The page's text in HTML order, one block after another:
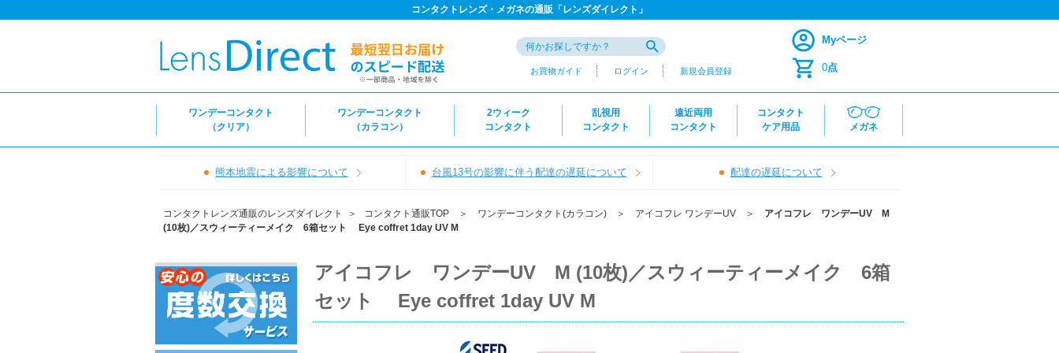
コンタクトレンズ・メガネの通販「レンズダイレクト」
お買物ガイド ログイン 新規会員登録
Myページ
0点
ワンデーコンタクト
（クリア）
ワンデーコンタクト
（カラコン）
2ウィーク
コンタクト
乱視用
コンタクト
遠近両用
コンタクト
コンタクト
ケア用品
メガネ
熊本地震による影響について 台風13号の影響に伴う配達の遅延について 配達の遅延について
コンタクトレンズ通販のレンズダイレクト ＞ コンタクト通販TOP ＞ ワンデーコンタクト(カラコン) ＞ アイコフレ ワンデーUV ＞ アイコフレ ワンデーUV M
(10枚)／スウィーティーメイク 6箱セット Eye coffret 1day UV M
アイコフレ ワンデーUV M (10枚)／スウィーティーメイク 6箱
セット Eye coffret 1day UV M